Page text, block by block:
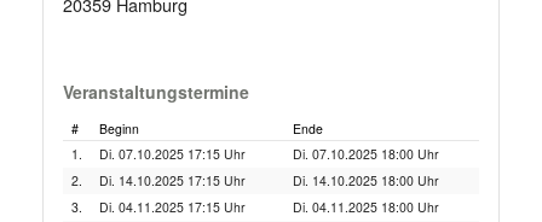
Veranstaltungstermine
# Beginn
Ende
1.
Di. 07.10.2025 17:15 Uhr
Di. 07.10.2025 18:00 Uhr
2.
Di. 14.10.2025 17:15 Uhr
Di. 14.10.2025 18:00 Uhr
3.
Di. 04.11.2025 17:15 Uhr
Di. 04.11.2025 18:00 Uhr